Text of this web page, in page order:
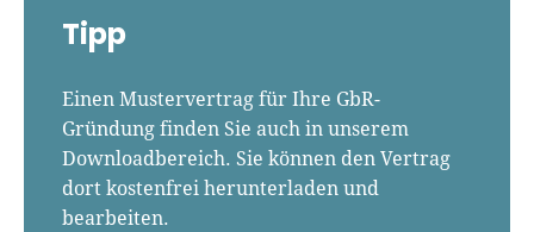
Tipp
Einen Mustervertrag für Ihre GbR-
Gründung finden Sie auch in unserem
Downloadbereich. Sie können den Vertrag
dort kostenfrei herunterladen und
bearbeiten.